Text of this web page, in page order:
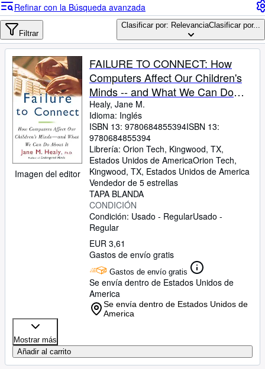
Búsqueda avanzada
Colecciones
Libros antiguos
Arte y coleccionismo
Vendedores
Comenzar a vender
Ayuda
CERRAR
Refinar con la Búsqueda avanzada
Filtrar
Clasificar por: RelevanciaClasificar por...
Imagen del editor
FAILURE TO CONNECT: How
Computers Affect Our Children's
Minds -- and What We Can Do
About It
Healy, Jane M.
Idioma: Inglés
ISBN 13: 9780684855394ISBN 13:
9780684855394
Librería: Orion Tech, Kingwood, TX,
Estados Unidos de AmericaOrion Tech,
Kingwood, TX, Estados Unidos de America
Vendedor de 5 estrellas
TAPA BLANDA
CONDICIÓN
Condición: Usado - RegularUsado -
Regular
EUR 3,61
Gastos de envío gratis
Gastos de envío gratis
Se envía dentro de Estados Unidos de
America
Se envía dentro de Estados Unidos de
America
Mostrar más
Añadir al carrito